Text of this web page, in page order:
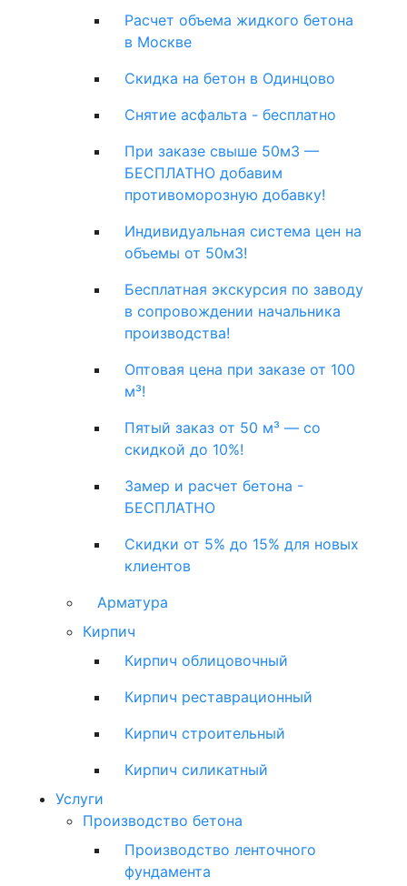
Расчет объема жидкого бетона
в Москве
Скидка на бетон в Одинцово
Снятие асфальта - бесплатно
При заказе свыше 50м3 —
БЕСПЛАТНО добавим
противоморозную добавку!
Индивидуальная система цен на
объемы от 50м3!
Бесплатная экскурсия по заводу
в сопровождении начальника
производства!
Оптовая цена при заказе от 100
м³!
Пятый заказ от 50 м³ — со
скидкой до 10%!
Замер и расчет бетона -
БЕСПЛАТНО
Скидки от 5% до 15% для новых
клиентов
Арматура
Кирпич
Кирпич облицовочный
Кирпич реставрационный
Кирпич строительный
Кирпич силикатный
Услуги
Производство бетона
Производство ленточного
фундамента